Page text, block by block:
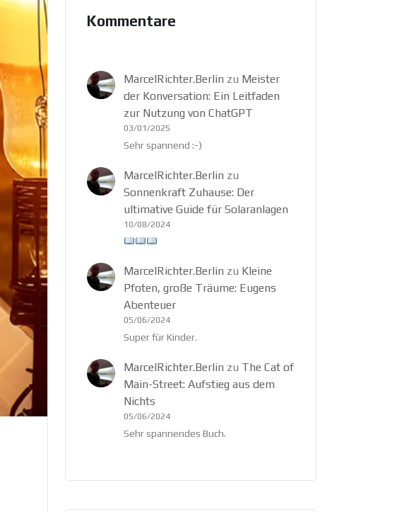
Kommentare
MarcelRichter.Berlin zu Meister
der Konversation: Ein Leitfaden
zur Nutzung von ChatGPT
03/01/2025
Sehr spannend :-)
MarcelRichter.Berlin zu
Sonnenkraft Zuhause: Der
ultimative Guide für Solaranlagen
10/08/2024
MarcelRichter.Berlin zu Kleine
Pfoten, große Träume: Eugens
Abenteuer
05/06/2024
Super für Kinder.
MarcelRichter.Berlin zu The Cat of
Main-Street: Aufstieg aus dem
Nichts
05/06/2024
Sehr spannendes Buch.